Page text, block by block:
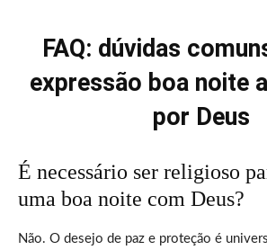
FAQ: dúvidas
expressão boa noite
por Deus
É necessário ser religioso
uma boa noite com Deus?
Não. O desejo de paz e proteção é